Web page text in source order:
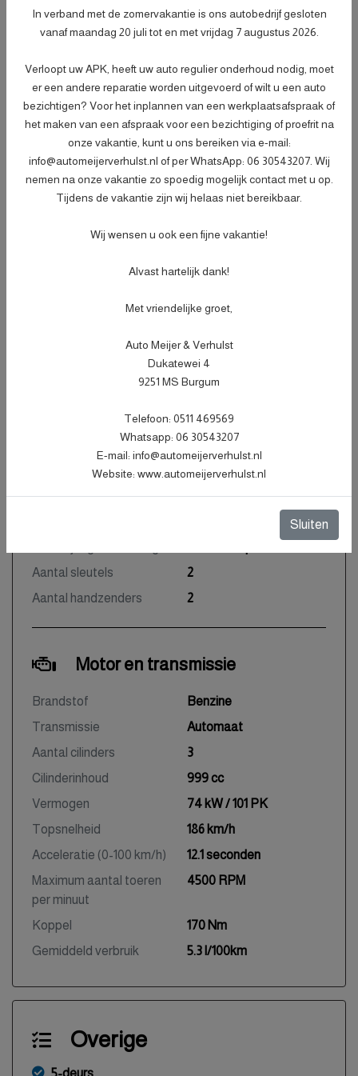
- Verlichtingscontrole;
- Peilen en aanvullen van vloeistoffen;
- Vrijwaren eventuele inruilauto;
- Auto is of wordt gepoetst;
- 3 maanden garantie;
- Wasbeurt bij aflevering.
Meer informatie € 499,-
Specificaties
Datum eerste toelating
07-12-2020
APK vervaldatum
19-09-2027
77.506 KM
Hatchback
Stof
Zwart
Aantal deuren
5
Aantal zitplaatsen
5
Aantal sleutels
2
Aantal handzenders
2
Motor en transmissie
Brandstof
Benzine
Transmissie
Automaat
Aantal cilinders
3
Cilinderinhoud
999 cc
Vermogen
74 kW / 101 PK
Topsnelheid
186 km/h
Acceleratie (0-100 km/h)
12.1 seconden
Maximum aantal toeren
per minuut
4500 RPM
Koppel
170 Nm
Gemiddeld verbruik
5.3 l/100km
Overige
5-deurs
In verband met de zomervakantie is ons autobedrijf gesloten
vanaf maandag 20 juli tot en met vrijdag 7 augustus 2026.
Verloopt uw APK, heeft uw auto regulier onderhoud nodig, moet
er een andere reparatie worden uitgevoerd of wilt u een auto
bezichtigen? Voor het inplannen van een werkplaatsafspraak of
het maken van een afspraak voor een bezichtiging of proefrit na
onze vakantie, kunt u ons bereiken via e-mail:
info@automeijerverhulst.nl of per WhatsApp: 06 30543207. Wij
nemen na onze vakantie zo spoedig mogelijk contact met u op.
Tijdens de vakantie zijn wij helaas niet bereikbaar.
Wij wensen u ook een fijne vakantie!
Alvast hartelijk dank!
Met vriendelijke groet,
Auto Meijer & Verhulst
Dukatewei 4
9251 MS Burgum
Telefoon: 0511 469569
Whatsapp: 06 30543207
E-mail: info@automeijerverhulst.nl
Website: www.automeijerverhulst.nl
Sluiten